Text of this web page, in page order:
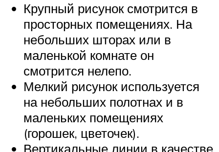
Крупный рисунок смотрится в
просторных помещениях. На
небольших шторах или в
маленькой комнате он
смотрится нелепо.
Мелкий рисунок используется
на небольших полотнах и в
маленьких помещениях
(горошек, цветочек).
Вертикальные линии в качестве